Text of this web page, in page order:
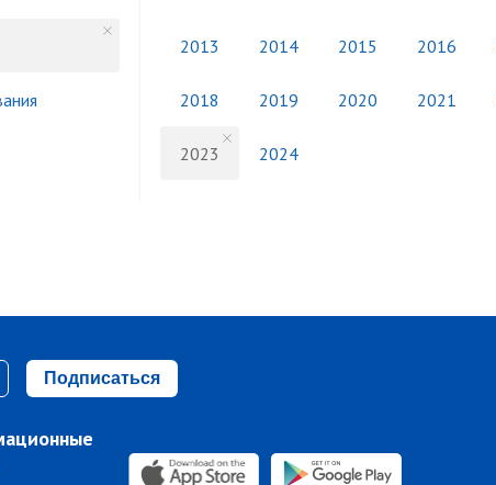
2013 2014 2015 2016
2018 2019 2020 2021
2023 2024
Подписаться